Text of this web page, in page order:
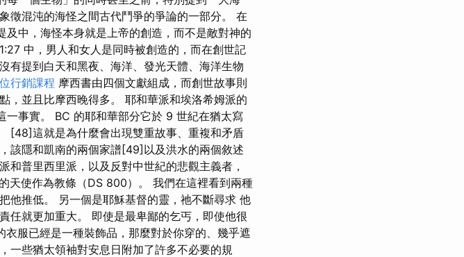
徵混沌的海怪之間古代鬥爭的爭論的一部分。 在
及中，海怪本身就是上帝的創造，而不是敵對神的
中，男人和女人是同時被創造的，而在創世記
有提到白天和黑夜、海洋、發光天體、海洋生物
行銷課程 摩西書由四個文獻組成，而創世故事則
，並且比摩西晚得多。 耶和華派和埃洛希姆派的
事實。 BC 的耶和華部分它於 9 世紀在猶太寫
[48]這就是為什麼會出現雙重故事、重複和矛盾
該隱和凱南的兩個家譜[49]以及洪水的兩個敘述
普里西里派，以及反對中世紀的悲觀主義者，
天使作為教條（DS 800）。 我們在這裡看到兩種
他推低。 另一個是耶穌基督的靈，祂不斷尋求 他
任就更加重大。 即使是最卑鄙的乞丐，即使他很
服已經是一種裝飾品，那麼對於你穿的、幾乎遮
一些猶太領袖對安息日附加了許多不必要的規